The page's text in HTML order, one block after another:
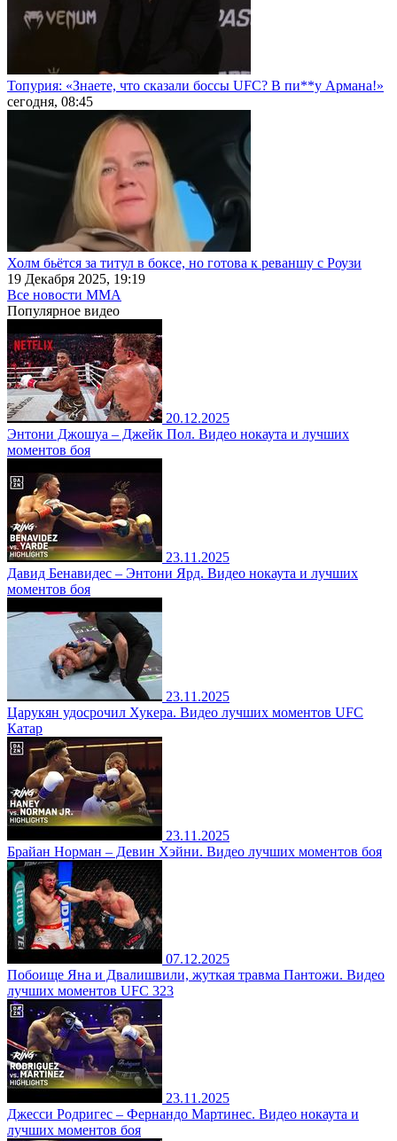
Топурия: «Знаете, что сказали боссы UFC? В пи**у Армана!»
сегодня, 08:45
Холм бьётся за титул в боксе, но готова к реваншу с Роузи
19 Декабря 2025, 19:19
Все новости MMA
Популярное видео
20.12.2025
Энтони Джошуа – Джейк Пол. Видео нокаута и лучших
моментов боя
23.11.2025
Давид Бенавидес – Энтони Ярд. Видео нокаута и лучших
моментов боя
23.11.2025
Царукян удосрочил Хукера. Видео лучших моментов UFC
Катар
23.11.2025
Брайан Норман – Девин Хэйни. Видео лучших моментов боя
07.12.2025
Побоище Яна и Двалишвили, жуткая травма Пантожи. Видео
лучших моментов UFC 323
23.11.2025
Джесси Родригес – Фернандо Мартинес. Видео нокаута и
лучших моментов боя